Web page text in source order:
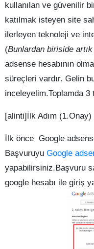
kullanılan ve güvenilir
katılmak isteyen site
ilerleyen teknoleji ve
(Bunlardan biriside
adsense hesabının
süreçleri vardır. Gelin
inceleyelim.Toplamda 3
[alinti]İlk Adım (1.Onay)
İlk önce Google
Başvuruyu Google
yapabilirsiniz.Başvuru
google hesabı ile giriş